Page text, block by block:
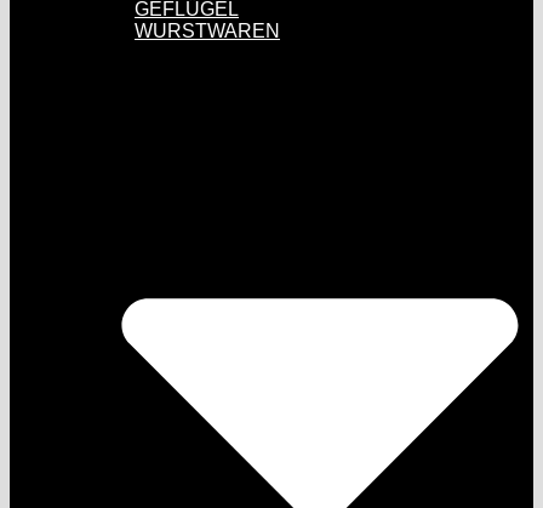
GEFLÜGEL
WURSTWAREN